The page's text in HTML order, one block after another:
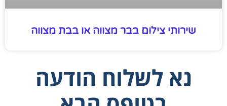
שירותי צילום בבר מצווה או בבת מצווה
נא לשלוח הודעה